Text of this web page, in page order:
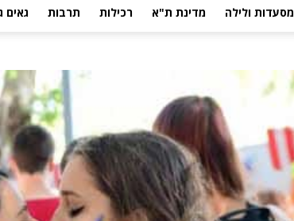
מסעדות ולילה מדינת ת"א רכילות תרבות גאים